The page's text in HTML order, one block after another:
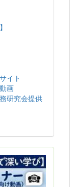
イト
画
研究会提供